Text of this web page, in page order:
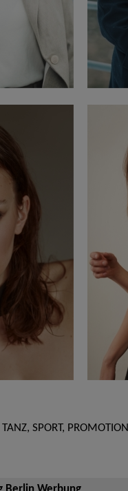
SPORT, PROMOTION